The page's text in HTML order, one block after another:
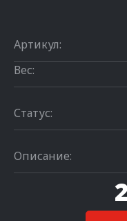
Артикул:
Вес:
Статус:
Описание: